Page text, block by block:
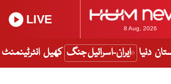
8 Aug, 2026
LIVE
دنیا ایران-اسرائیل جنگ کھیل انٹرٹینمنٹ